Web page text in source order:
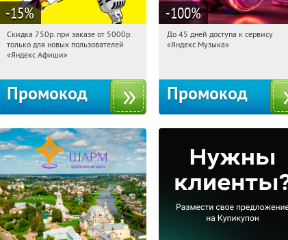
-15%
20:22:31 Получили:114
Россия
Скидка 750р. при заказе от 5000р.
только для новых пользователей
«Яндекс Афиши»
Промокод
-100%
20:22:31 Получили:
До 45 дней доступа к сервису
«Яндекс Музыка»
Промокод